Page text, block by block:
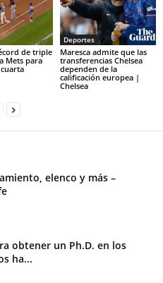
de triple
Mets para
Deportes
Maresca admite que las
transferencias Chelsea
dependen de la
calificación europea |
Chelsea
elenco y más –
obtener un Ph.D. en los
ha...